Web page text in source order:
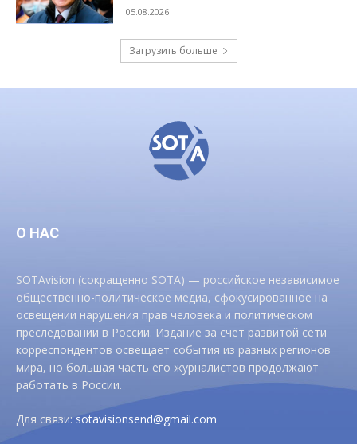
05.08.2026
Загрузить больше
О НАС
SOTAvision (сокращенно SOTA) — российское независимое
общественно-политическое медиа, сфокусированное на
освещении нарушения прав человека и политическом
преследовании в России. Издание за счет развитой сети
корреспондентов освещает события из разных регионов
мира, но большая часть его журналистов продолжают
работать в России.
Для связи:sotavisionsend@gmail.com